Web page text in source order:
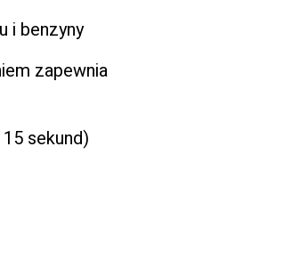
i benzyny
zapewnia
sekund)